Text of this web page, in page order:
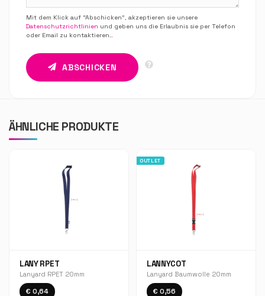
Mit dem Klick auf “Abschicken”, akzeptieren sie unsere
Datenschutzrichtlinien und geben uns die Erlaubnis sie per Telefon
oder Email zu kontaktieren..
ABSCHICKEN
ÄHNLICHE PRODUKTE
LANY RPET
Lanyard RPET 20mm
€ 0,64
OUTLET
LANNYCOT
Lanyard Baumwolle 20mm
€ 0,56